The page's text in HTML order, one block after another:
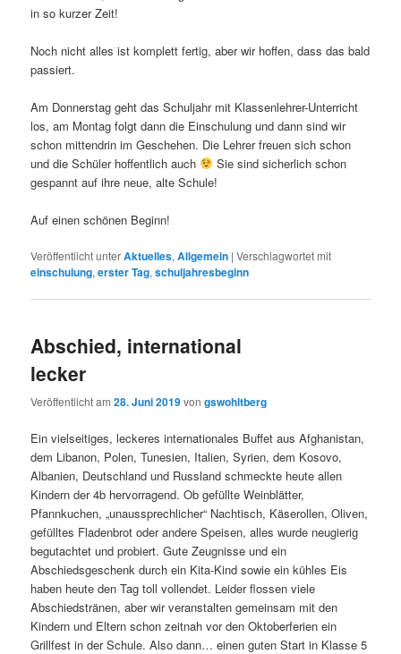
in so kurzer Zeit!
Noch nicht alles ist komplett fertig, aber wir hoffen, dass das bald
passiert.
Am Donnerstag geht das Schuljahr mit Klassenlehrer-Unterricht
los, am Montag folgt dann die Einschulung und dann sind wir
schon mittendrin im Geschehen. Die Lehrer freuen sich schon
und die Schüler hoffentlich auch
Sie sind sicherlich schon
gespannt auf ihre neue, alte Schule!
Auf einen schönen Beginn!
Veröffentlicht unterAktuelles,Allgemein |Verschlagwortet mit
einschulung,erster Tag,schuljahresbeginn
Abschied, international
lecker
Veröffentlicht am28. Juni 2019vongswohltberg
Ein vielseitiges, leckeres internationales Buffet aus Afghanistan,
dem Libanon, Polen, Tunesien, Italien, Syrien, dem Kosovo,
Albanien, Deutschland und Russland schmeckte heute allen
Kindern der 4b hervorragend. Ob gefüllte Weinblätter,
Pfannkuchen, „unaussprechlicher“ Nachtisch, Käserollen, Oliven,
gefülltes Fladenbrot oder andere Speisen, alles wurde neugierig
begutachtet und probiert. Gute Zeugnisse und ein
Abschiedsgeschenk durch ein Kita-Kind sowie ein kühles Eis
haben heute den Tag toll vollendet. Leider flossen viele
Abschiedstränen, aber wir veranstalten gemeinsam mit den
Kindern und Eltern schon zeitnah vor den Oktoberferien ein
Grillfest in der Schule. Also dann… einen guten Start in Klasse 5